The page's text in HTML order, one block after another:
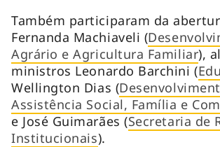
Também participaram da
Fernanda Machiaveli (
Agrário e Agricultura Familiar),
ministros Leonardo Barchini (
Wellington Dias (
Assistência Social, Família e
e José Guimarães (Secretaria de
Institucionais).